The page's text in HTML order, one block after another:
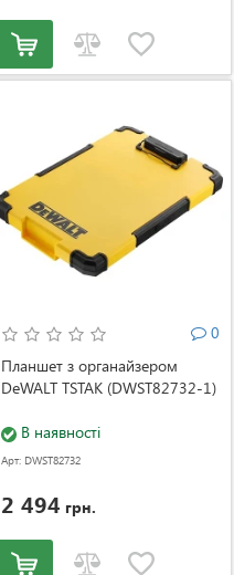
0
Планшет з органайзером
DeWALT TSTAK (DWST82732-1)
В наявності
Арт: DWST82732
2 494 грн.